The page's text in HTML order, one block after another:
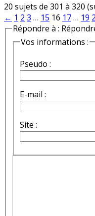
20 sujets de 301 à 320
← 1 2 3 … 15 16 17… 19
Répondre à :
Vos informations :
Pseudo :
E-mail :
Site :